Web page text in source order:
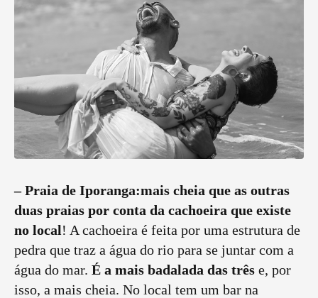
–Praia de Iporanga:mais cheia que as outras
duas praias por conta da cachoeira que existe
no local! A cachoeira é feita por uma estrutura de
pedra que traz a água do rio para se juntar com a
água do mar. É a mais badalada das três e, por
isso, a mais cheia. No local tem um bar na